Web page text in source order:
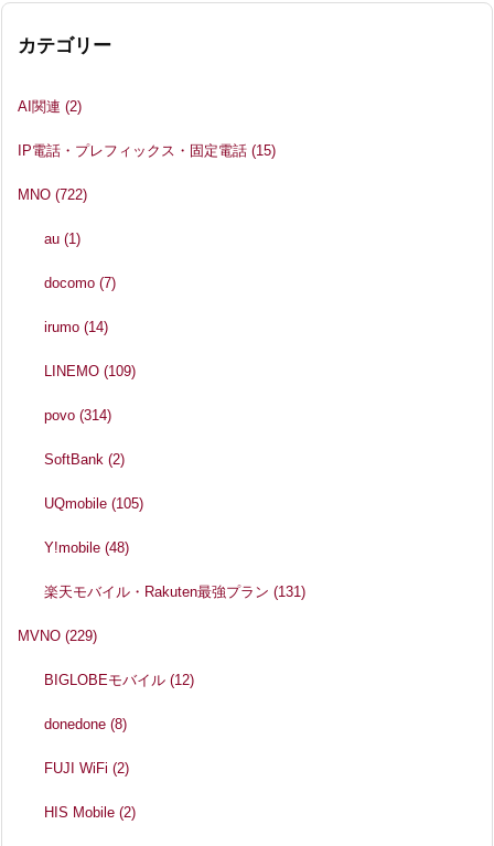
カテゴリー
AI関連 (2)
IP電話・プレフィックス・固定電話 (15)
MNO (722)
au(1)
docomo(7)
irumo(14)
LINEMO(109)
povo(314)
SoftBank(2)
UQmobile(105)
Y!mobile(48)
楽天モバイル・Rakuten最強プラン(131)
MVNO (229)
BIGLOBEモバイル(12)
donedone(8)
FUJI WiFi(2)
HIS Mobile(2)